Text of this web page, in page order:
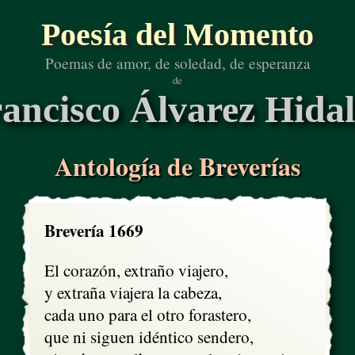
Poesía del Momento
Poemas de amor, de soledad, de esperanza
de
Álvarez
Antología de Breverías
Brevería 1669
El corazón, extraño viajero,
y extraña viajera la cabeza,
cada uno para el otro forastero,
que ni siguen idéntico sendero,